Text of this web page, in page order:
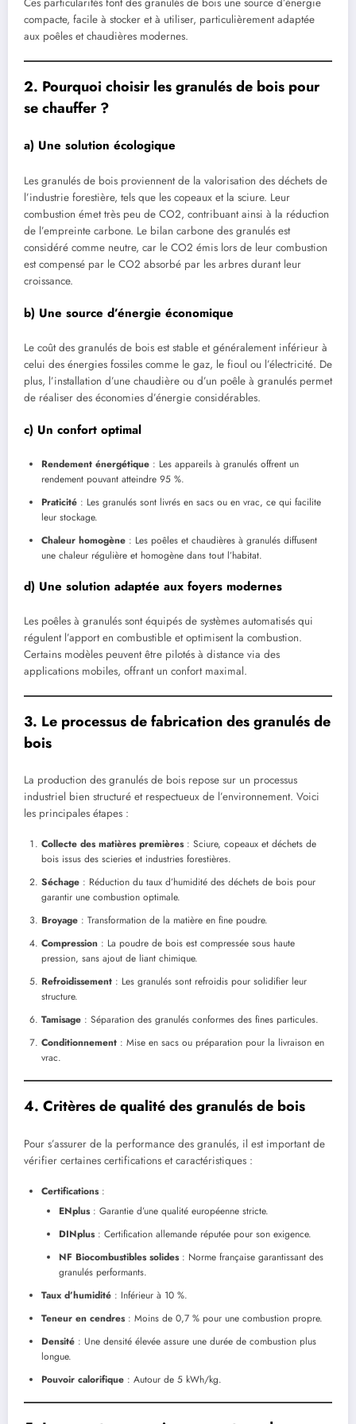
Ces particularités font des granulés de bois une source d’énergie
compacte, facile à stocker et à utiliser, particulièrement adaptée
aux poêles et chaudières modernes.
2. Pourquoi choisir les granulés de bois pour
se chauffer ?
a) Une solution écologique
Les granulés de bois proviennent de la valorisation des déchets de
l’industrie forestière, tels que les copeaux et la sciure. Leur
combustion émet très peu de CO2, contribuant ainsi à la réduction
de l’empreinte carbone. Le bilan carbone des granulés est
considéré comme neutre, car le CO2 émis lors de leur combustion
est compensé par le CO2 absorbé par les arbres durant leur
croissance.
b) Une source d’énergie économique
Le coût des granulés de bois est stable et généralement inférieur à
celui des énergies fossiles comme le gaz, le fioul ou l’électricité. De
plus, l’installation d’une chaudière ou d’un poêle à granulés permet
de réaliser des économies d’énergie considérables.
c) Un confort optimal
Rendement énergétique : Les appareils à granulés offrent un
rendement pouvant atteindre 95 %.
Praticité : Les granulés sont livrés en sacs ou en vrac, ce qui facilite
leur stockage.
Chaleur homogène : Les poêles et chaudières à granulés diffusent
une chaleur régulière et homogène dans tout l’habitat.
d) Une solution adaptée aux foyers modernes
Les poêles à granulés sont équipés de systèmes automatisés qui
régulent l’apport en combustible et optimisent la combustion.
Certains modèles peuvent être pilotés à distance via des
applications mobiles, offrant un confort maximal.
3. Le processus de fabrication des granulés de
bois
La production des granulés de bois repose sur un processus
industriel bien structuré et respectueux de l’environnement. Voici
les principales étapes :
Collecte des matières premières: Sciure, copeaux et déchets de
bois issus des scieries et industries forestières.
Séchage : Réduction du taux d’humidité des déchets de bois pour
garantir une combustion optimale.
Broyage : Transformation de la matière en fine poudre.
Compression : La poudre de bois est compressée sous haute
pression, sans ajout de liant chimique.
Refroidissement : Les granulés sont refroidis pour solidifier leur
structure.
Tamisage : Séparation des granulés conformes des fines particules.
Conditionnement : Mise en sacs ou préparation pour la livraison en
vrac.
4. Critères de qualité des granulés de bois
Pour s’assurer de la performance des granulés, il est important de
vérifier certaines certifications et caractéristiques :
Certifications:
ENplus: Garantie d’une qualité européenne stricte.
DINplus: Certification allemande réputée pour son exigence.
NF Biocombustibles solides: Norme française garantissant des
granulés performants.
Taux d’humidité : Inférieur à 10 %.
Teneur en cendres: Moins de 0,7 % pour une combustion propre.
Densité : Une densité élevée assure une durée de combustion plus
longue.
Pouvoir calorifique : Autour de 5 kWh/kg.